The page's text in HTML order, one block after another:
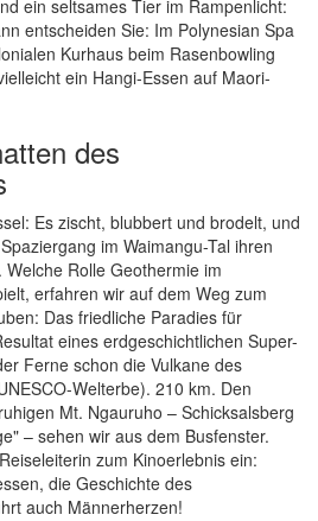
ein seltsames Tier im Rampenlicht:
entscheiden Sie: Im Polynesian Spa
Kurhaus beim Rasenbowling
ein Hangi-Essen auf Maori-
des
Es zischt, blubbert und brodelt, und
im Waimangu-Tal ihren
Rolle Geothermie im
erfahren wir auf dem Weg zum
Das friedliche Paradies für
eines erdgeschichtlichen Super-
Ferne schon die Vulkane des
Welterbe). 210 km. Den
Mt. Ngauruho – Schicksalsberg
– sehen wir aus dem Busfenster.
zum Kinoerlebnis ein:
die Geschichte des
auch Männerherzen!